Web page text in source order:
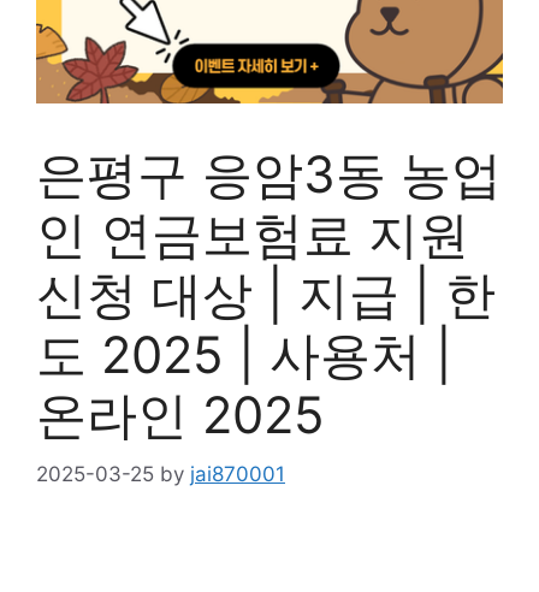
은평구 응암3동 농업
인 연금보험료 지원
신청 대상 | 지급 | 한
도 2025 | 사용처 |
온라인 2025
2025-03-25 by jai870001